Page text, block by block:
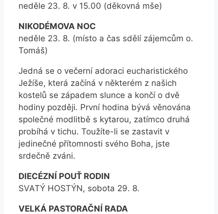
neděle 23. 8. v 15.00 (děkovná mše)
NIKODÉMOVA NOC
neděle 23. 8. (místo a čas sdělí zájemcům o.
Tomáš)
Jedná se o večerní adoraci eucharistického
Ježíše, která začíná v některém z našich
kostelů se západem slunce a končí o dvě
hodiny později. První hodina bývá věnována
společné modlitbě s kytarou, zatímco druhá
probíhá v tichu. Toužíte-li se zastavit v
jedinečné přítomnosti svého Boha, jste
srdečně zváni.
DIECÉZNÍ POUŤ RODIN
SVATÝ HOSTÝN, sobota 29. 8.
VELKÁ PASTORAČNÍ RADA